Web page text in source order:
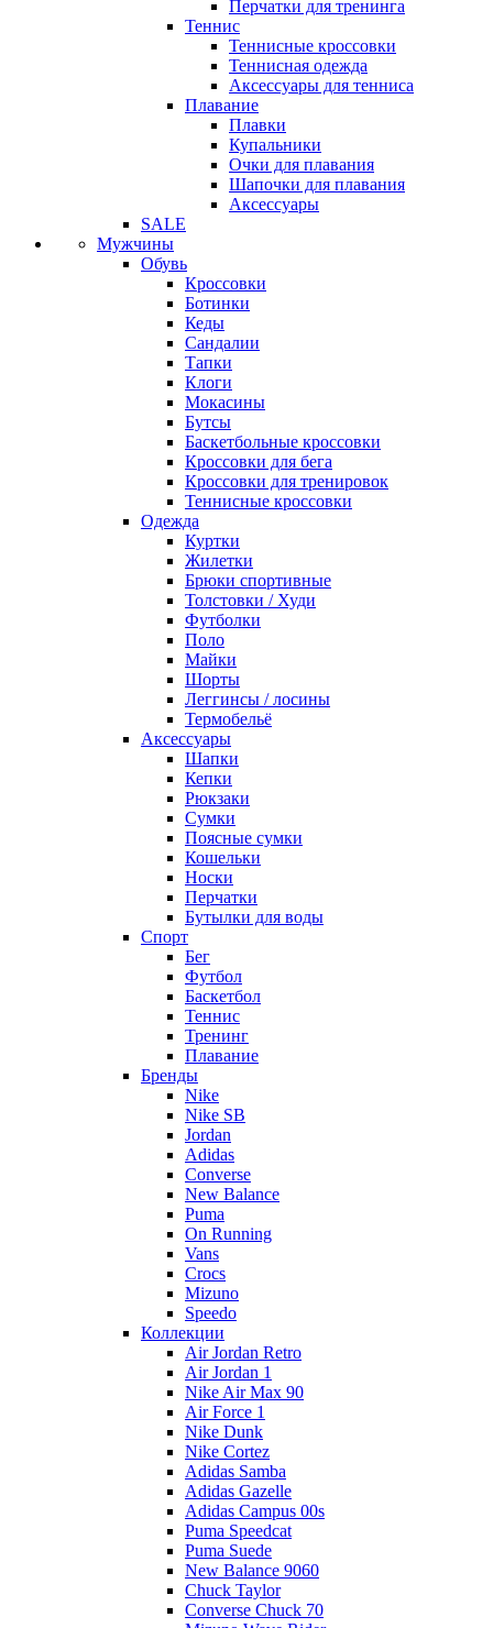
Перчатки для тренинга
Теннис
Теннисные кроссовки
Теннисная одежда
Аксессуары для тенниса
Плавание
Плавки
Купальники
Очки для плавания
Шапочки для плавания
Аксессуары
SALE
Мужчины
Обувь
Кроссовки
Ботинки
Кеды
Сандалии
Тапки
Клоги
Мокасины
Бутсы
Баскетбольные кроссовки
Кроссовки для бега
Кроссовки для тренировок
Теннисные кроссовки
Одежда
Куртки
Жилетки
Брюки спортивные
Толстовки / Худи
Футболки
Поло
Майки
Шорты
Леггинсы / лосины
Термобельё
Аксессуары
Шапки
Кепки
Рюкзаки
Сумки
Поясные сумки
Кошельки
Носки
Перчатки
Бутылки для воды
Спорт
Бег
Футбол
Баскетбол
Теннис
Тренинг
Плавание
Бренды
Nike
Nike SB
Jordan
Adidas
Converse
New Balance
Puma
On Running
Vans
Crocs
Mizuno
Speedo
Коллекции
Air Jordan Retro
Air Jordan 1
Nike Air Max 90
Air Force 1
Nike Dunk
Nike Cortez
Adidas Samba
Adidas Gazelle
Adidas Campus 00s
Puma Speedcat
Puma Suede
New Balance 9060
Chuck Taylor
Converse Chuck 70